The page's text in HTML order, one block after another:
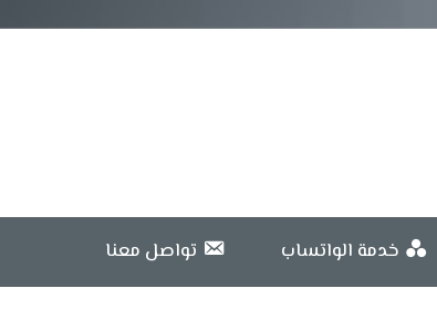
خدمة الواتساب تواصل معنا